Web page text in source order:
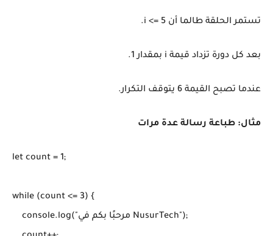
تستمر الحلقة طالما أن i <= 5.
بعد كل دورة تزداد قيمة i بمقدار 1.
عندما تصبح القيمة 6 يتوقف التكرار.
مثال: طباعة رسالة عدة مرات
let count = 1;
while (count <= 3) {
    console.log("مرحبًا بكم في NusurTech");